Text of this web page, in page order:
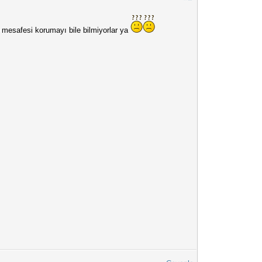
mesafesi korumayı bile bilmiyorlar ya